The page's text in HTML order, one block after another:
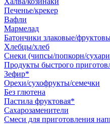
Печенье/крекер
Вафли
Мармелад
Батончики злаковые/
Хлебцы/хлеб
Снеки (чипсы/попкорн/
Продукты быстрого
Зефир*
Орехи/сухофрукты/семечки
Без глютена
Пастила фруктовая*
Сахарозаменители
Смеси для приготовления